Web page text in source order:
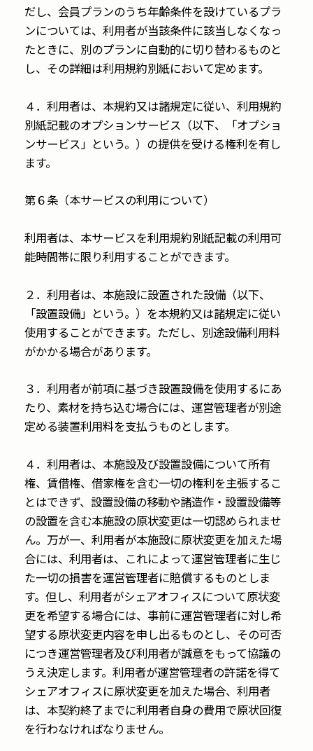
だし、会員プランのうち年齢条件を設けているプラ
ンについては、利用者が当該条件に該当しなくなっ
たときに、別のプランに自動的に切り替わるものと
し、その詳細は利用規約別紙において定めます。
４．利用者は、本規約又は諸規定に従い、利用規約
別紙記載のオプションサービス（以下、「オプショ
ンサービス」という。）の提供を受ける権利を有し
ます。
第６条（本サービスの利用について）
利用者は、本サービスを利用規約別紙記載の利用可
能時間帯に限り利用することができます。
２．利用者は、本施設に設置された設備（以下、
「設置設備」という。）を本規約又は諸規定に従い
使用することができます。ただし、別途設備利用料
がかかる場合があります。
３．利用者が前項に基づき設置設備を使用するにあ
たり、素材を持ち込む場合には、運営管理者が別途
定める装置利用料を支払うものとします。
４．利用者は、本施設及び設置設備について所有
権、賃借権、借家権を含む一切の権利を主張するこ
とはできず、設置設備の移動や諸造作・設置設備等
の設置を含む本施設の原状変更は一切認められませ
ん。万が一、利用者が本施設に原状変更を加えた場
合には、利用者は、これによって運営管理者に生じ
た一切の損害を運営管理者に賠償するものとしま
す。但し、利用者がシェアオフィスについて原状変
更を希望する場合には、事前に運営管理者に対し希
望する原状変更内容を申し出るものとし、その可否
につき運営管理者及び利用者が誠意をもって協議の
うえ決定します。利用者が運営管理者の許諾を得て
シェアオフィスに原状変更を加えた場合、利用者
は、本契約終了までに利用者自身の費用で原状回復
を行わなければなりません。